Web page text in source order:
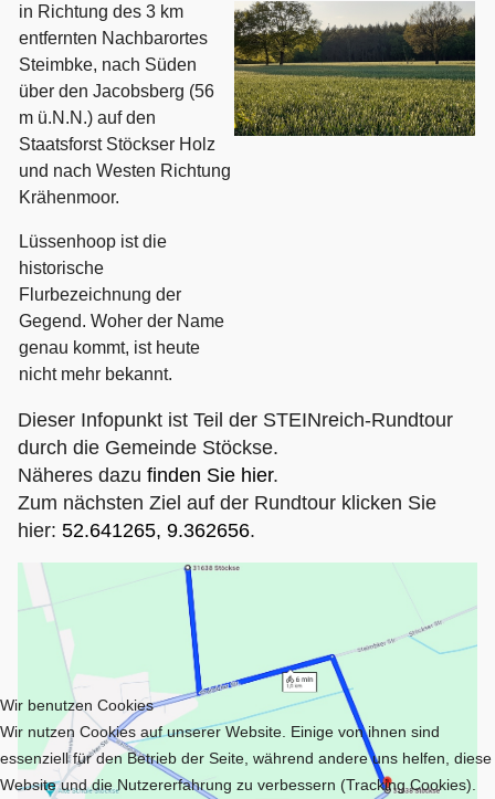
in Richtung des 3 km
entfernten Nachbarortes
Steimbke, nach Süden
über den Jacobsberg (56
m ü.N.N.) auf den
Staatsforst Stöckser Holz
und nach Westen Richtung
Krähenmoor.
Lüssenhoop ist die
historische
Flurbezeichnung der
Gegend. Woher der Name
genau kommt, ist heute
nicht mehr bekannt.
Dieser Infopunkt ist Teil der STEINreich-Rundtour
durch die Gemeinde Stöckse.
Näheres dazufinden Sie hier.
Zum nächsten Ziel auf der Rundtour klicken Sie
hier:52.641265, 9.362656.
Wir benutzen Cookies
Wir nutzen Cookies auf unserer Website. Einige von ihnen sind
essenziell für den Betrieb der Seite, während andere uns helfen, diese
Website und die Nutzererfahrung zu verbessern (Tracking Cookies).